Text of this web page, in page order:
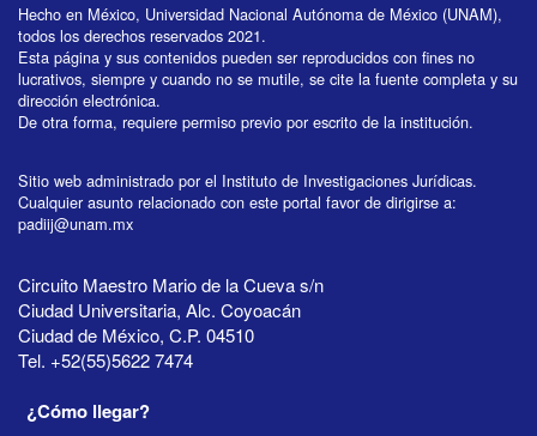
Hecho en México, Universidad Nacional Autónoma de México (UNAM),
todos los derechos reservados 2021.
Esta página y sus contenidos pueden ser reproducidos con fines no
lucrativos, siempre y cuando no se mutile, se cite la fuente completa y su
dirección electrónica.
De otra forma, requiere permiso previo por escrito de la institución.
Sitio web administrado por el Instituto de Investigaciones Jurídicas.
Cualquier asunto relacionado con este portal favor de dirigirse a:
padiij@unam.mx
Circuito Maestro Mario de la Cueva s/n
Ciudad Universitaria, Alc. Coyoacán
Ciudad de México, C.P. 04510
Tel. +52(55)5622 7474
¿Cómo llegar?